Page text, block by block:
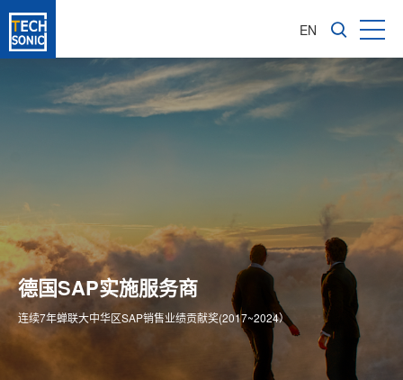
EN
成长型企业软件咨询服务商
为企业信息化转型提供全价值链ERP解决方案
亚太区1600多家成功实施客户
专注成长型企业ERP整体方案供应商
德国SAP实施服务商
连续7年蝉联大中华区SAP销售业绩贡献奖(2017~2024）